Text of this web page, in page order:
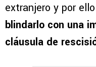
extranjero y por
blindarlo con una
cláusula de